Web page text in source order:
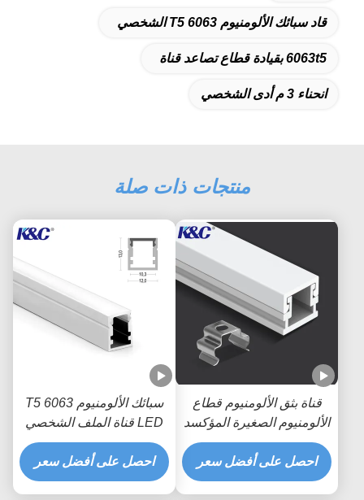
قاد سبائك الألومنيوم 6063 T5 الشخصي
6063t5 بقيادة قطاع تصاعد قناة
انحناء 3 م أدى الشخصي
منتجات ذات صلة
قناة بثق الألومنيوم قطاع
الألومنيوم الصغيرة المؤكسد
احصل على أفضل سعر
سبائك الألومنيوم 6063 T5
LED قناة الملف الشخصي
مع غطاء الناشر PC
احصل على أفضل سعر